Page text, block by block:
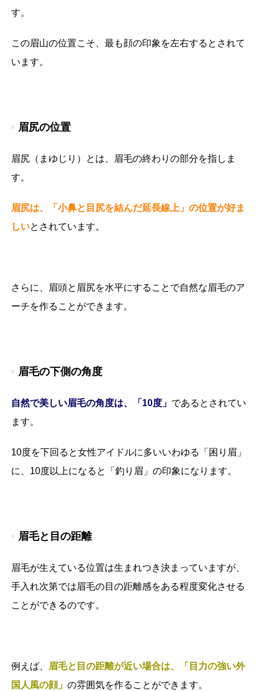
す。
この眉山の位置こそ、最も顔の印象を左右するとされて
います。
眉尻の位置
眉尻（まゆじり）とは、眉毛の終わりの部分を指しま
す。
眉尻は、「小鼻と目尻を結んだ延長線上」の位置が好ま
しいとされています。
さらに、眉頭と眉尻を水平にすることで自然な眉毛のア
ーチを作ることができます。
眉毛の下側の角度
自然で美しい眉毛の角度は、「10度」 であるとされてい
ます。
10度を下回ると女性アイドルに多いいわゆる「困り眉」
に、10度以上になると「釣り眉」の印象になります。
眉毛と目の距離
眉毛が生えている位置は生まれつき決まっていますが、
手入れ次第では眉毛の目の距離感をある程度変化させる
ことができるのです。
例えば、
眉毛と目の距離が近い場合は、「目力の強い外
国人風の顔」の雰囲気を作ることができます。